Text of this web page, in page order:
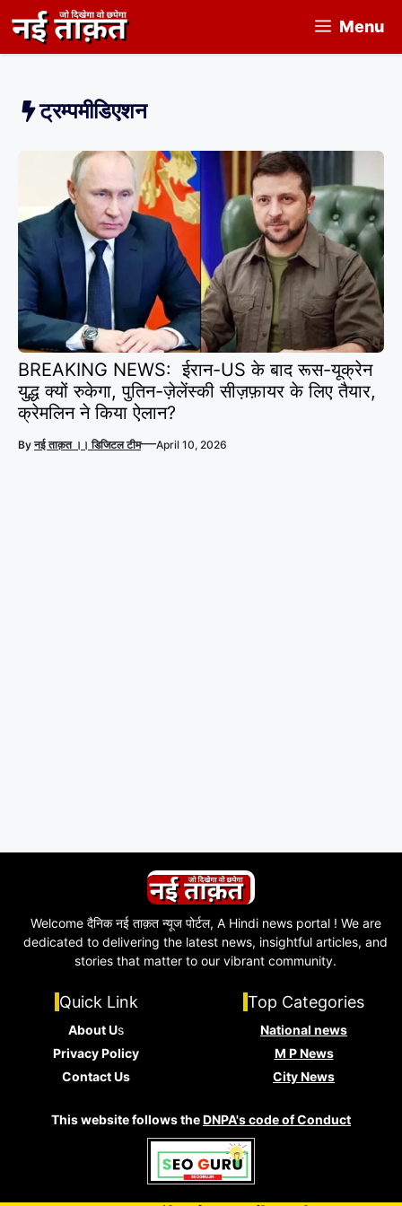
to
content
Menu
ट्रम्पमीडिएशन
BREAKING NEWS: ईरान-US के बाद रूस-यूक्रेन
युद्ध क्यों रुकेगा, पुतिन-ज़ेलेंस्की सीज़फ़ायर के लिए तैयार,
क्रेमलिन ने किया ऐलान?
Byनई ताक़त ।। डिजिटल टीम—April 10, 2026
Welcome दैनिक नई ताक़त न्यूज पोर्टल, A Hindi news portal ! We are
dedicated to delivering the latest news, insightful articles, and
stories that matter to our vibrant community.
Quick Link
About Us
Privacy Policy
Contact Us
Top Categories
National news
M P News
City News
This website follows theDNPA's code of Conduct